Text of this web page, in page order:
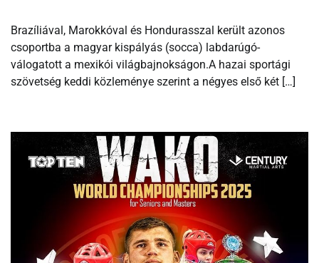
Brazíliával, Marokkóval és Hondurasszal került azonos
csoportba a magyar kispályás (socca) labdarúgó-
válogatott a mexikói világbajnokságon.A hazai sportági
szövetség keddi közleménye szerint a négyes első két […]